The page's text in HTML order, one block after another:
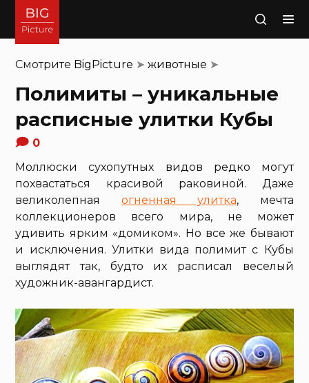
Поиск
Смотрите BigPicture ➤животные ➤
Полимиты – уникальные
расписные улитки Кубы
0
Моллюски сухопутных видов редко могут
похвастаться красивой раковиной. Даже
великолепная огненная улитка, мечта
коллекционеров всего мира, не может
удивить ярким «домиком». Но все же бывают
и исключения. Улитки вида полимит с Кубы
выглядят так, будто их расписал веселый
художник-авангардист.